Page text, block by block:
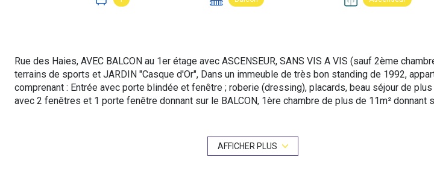
Rue des Haies, AVEC BALCON au 1er étage avec ASCENSEUR, SANS VIS A VIS (sauf 2ème
terrains de sports et JARDIN "Casque d'Or", Dans un immeuble de très bon standing de 1992,
comprenant : Entrée avec porte blindée et fenêtre ; roberie (dressing), placards, beau séjour de plus
avec 2 fenêtres et 1 porte fenêtre donnant sur le BALCON, 1ère chambre de plus de 11m² donnant
une se libère 3 niveaux de parking. Proche métros Buzenval ligne 9, Avron ligne 2, Nation RER et
Copropriété : 122 lots dont 29 lots principaux. Quote-part budget prévisionnel annuel : 2214€ (hors
AFFICHER PLUS